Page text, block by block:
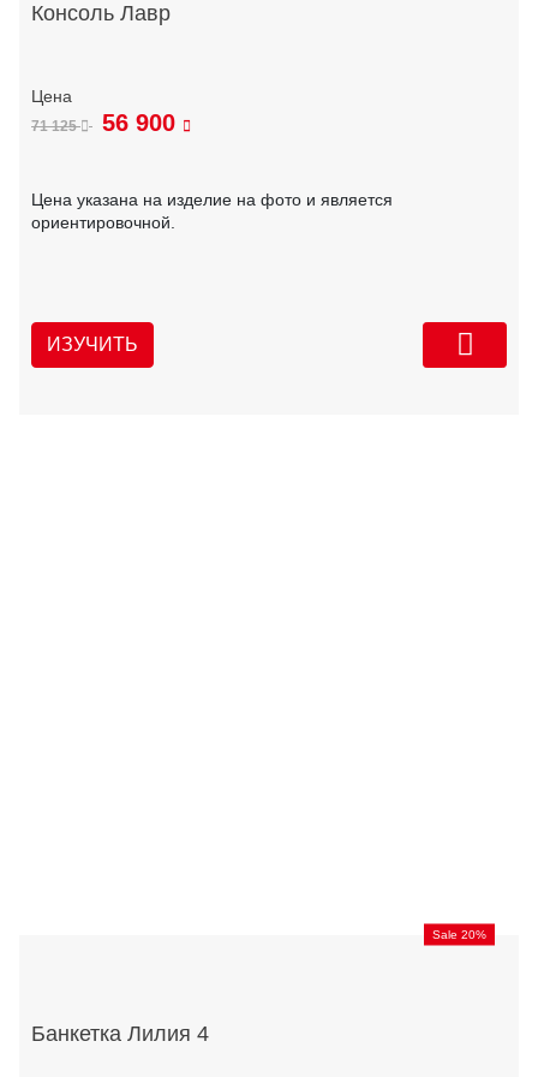
Консоль Лавр
71 125 56 900
Цена указана на изделие на фото и является
ориентировочной.
ИЗУЧИТЬ
Sale 20%
Банкетка Лилия 4